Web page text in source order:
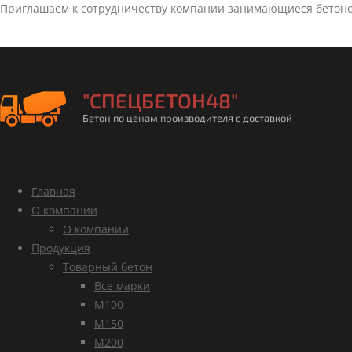
Приглашаем к сотрудничеству компании занимающиеся
"СПЕЦБЕТОН48"
Бетон по ценам производителя с доставкой
Главная
О компании
О компании
Продукция
Товарный бетон
Все марки
М100
М150
М200